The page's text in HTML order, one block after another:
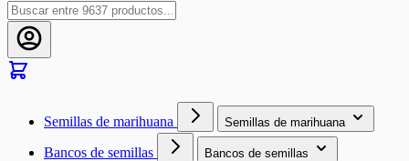
Semillas de marihuana Semillas de marihuana
Bancos de semillas Bancos de semillas